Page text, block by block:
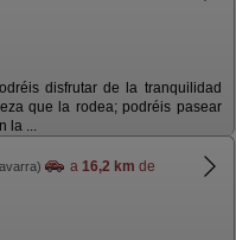
disfrutar de la tranquilidad
que la rodea; podréis pasear
la ...
a 16,2 km de